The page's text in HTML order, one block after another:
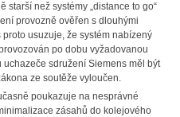
starší než systémy „distance to go“
provozně ověřen s dlouhými
usuzuje, že systém nabízený
po dobu vyžadovanou
sdružení Siemens měl být
ze soutěže vyloučen.
poukazuje na nesprávné
zásahů do kolejového